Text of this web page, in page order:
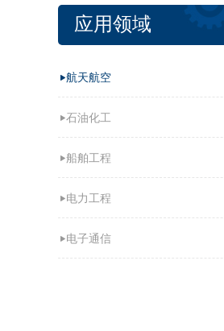
应用领域
航天航空
石油化工
船舶工程
电力工程
电子通信